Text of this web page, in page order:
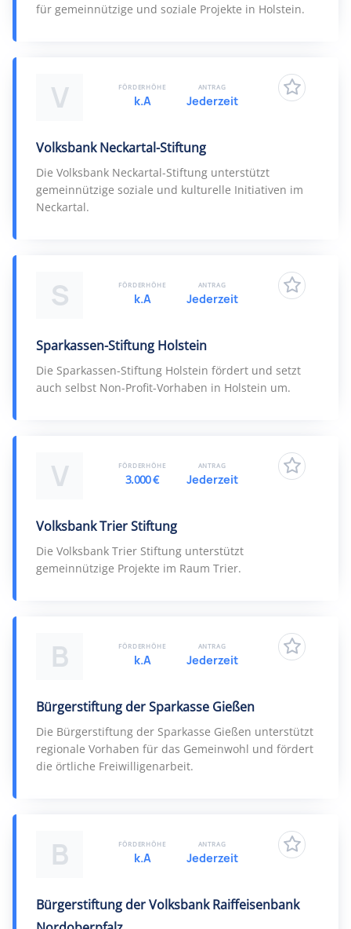
für gemeinnützige und soziale Projekte in Holstein.
V
Volksbank Neckartal-Stiftung
Die Volksbank Neckartal-Stiftung unterstützt
gemeinnützige soziale und kulturelle Initiativen im
Neckartal.
FÖRDERHÖHE
k.A
ANTRAG
Jederzeit
S
Sparkassen-Stiftung Holstein
Die Sparkassen-Stiftung Holstein fördert und setzt
auch selbst Non-Profit-Vorhaben in Holstein um.
FÖRDERHÖHE
k.A
ANTRAG
Jederzeit
V
Volksbank Trier Stiftung
Die Volksbank Trier Stiftung unterstützt
gemeinnützige Projekte im Raum Trier.
FÖRDERHÖHE
3.000 €
ANTRAG
Jederzeit
B
Bürgerstiftung der Sparkasse Gießen
Die Bürgerstiftung der Sparkasse Gießen unterstützt
regionale Vorhaben für das Gemeinwohl und fördert
die örtliche Freiwilligenarbeit.
FÖRDERHÖHE
k.A
ANTRAG
Jederzeit
B
Bürgerstiftung der Volksbank Raiffeisenbank
FÖRDERHÖHE
k.A
ANTRAG
Jederzeit